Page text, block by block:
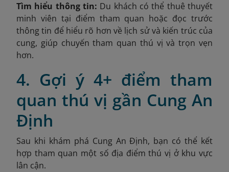
Tìm hiểu thông tin: Du khách có thể thuê thuyết
minh viên tại điểm tham quan hoặc đọc trước
thông tin để hiểu rõ hơn về lịch sử và kiến trúc của
cung, giúp chuyến tham quan thú vị và trọn vẹn
hơn.
4. Gợi ý 4+ điểm tham
quan thú vị gần Cung An
Định
Sau khi khám phá Cung An Định, bạn có thể kết
hợp tham quan một số địa điểm thú vị ở khu vực
lân cận.